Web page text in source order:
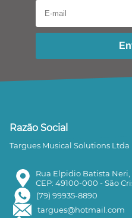
Razão Social
Targues Musical Solutions Ltda
Rua Elpidio Batista Neri,
CEP: 49100-000 - São
(79) 99935-8890
targues@hotmail.com